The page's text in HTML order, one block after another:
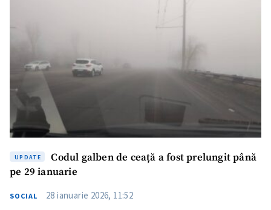
UPDATE
Codul galben de ceață a fost prelungit până
pe 29 ianuarie
SOCIAL 28 ianuarie 2026, 11:52